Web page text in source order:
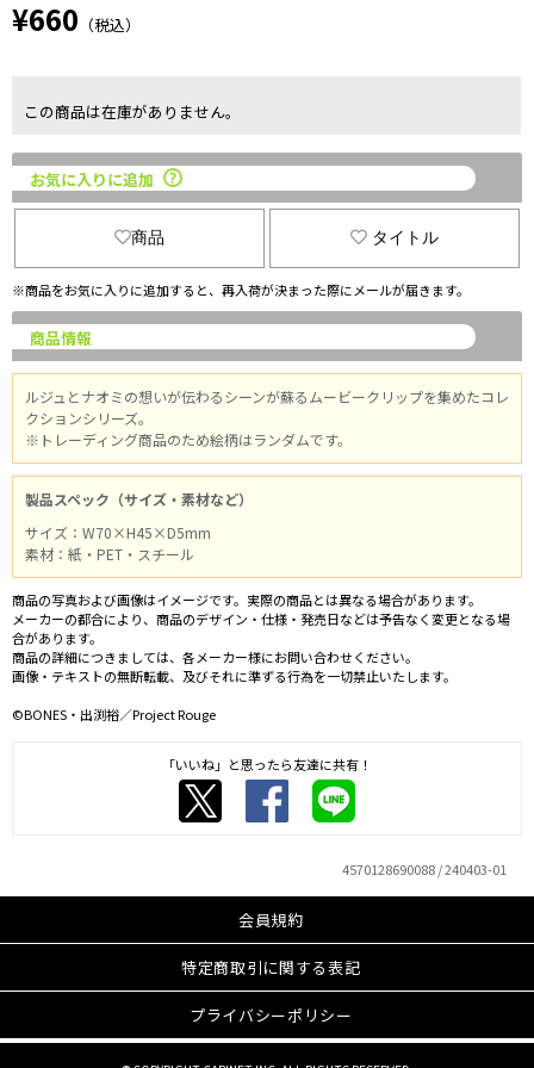
¥660 （税込）
この商品は在庫がありません。
お気に入りに追加
商品 タイトル
※商品をお気に入りに追加すると、再入荷が決まった際にメールが届きます。
商品情報
ルジュとナオミの想いが伝わるシーンが蘇るムービークリップを集めたコレ
クションシリーズ。
※トレーディング商品のため絵柄はランダムです。
製品スペック（サイズ・素材など）
サイズ：W70×H45×D5mm
素材：紙・PET・スチール
商品の写真および画像はイメージです。実際の商品とは異なる場合があります。
メーカーの都合により、商品のデザイン・仕様・発売日などは予告なく変更となる場
合があります。
商品の詳細につきましては、各メーカー様にお問い合わせください。
画像・テキストの無断転載、及びそれに準ずる行為を一切禁止いたします。
©BONES・出渕裕／Project Rouge
「いいね」と思ったら友達に共有！
4570128690088 / 240403-01
会員規約
特定商取引に関する表記
プライバシーポリシー